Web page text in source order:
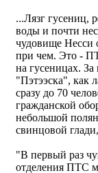
...Лязг гусениц,
воды и почти
чудовище Несси
при чем. Это -
на гусеницах.
"Пэтээска", как
сразу до 70
гражданской
небольшой
свинцовой
"В первый раз
отделения ПТС